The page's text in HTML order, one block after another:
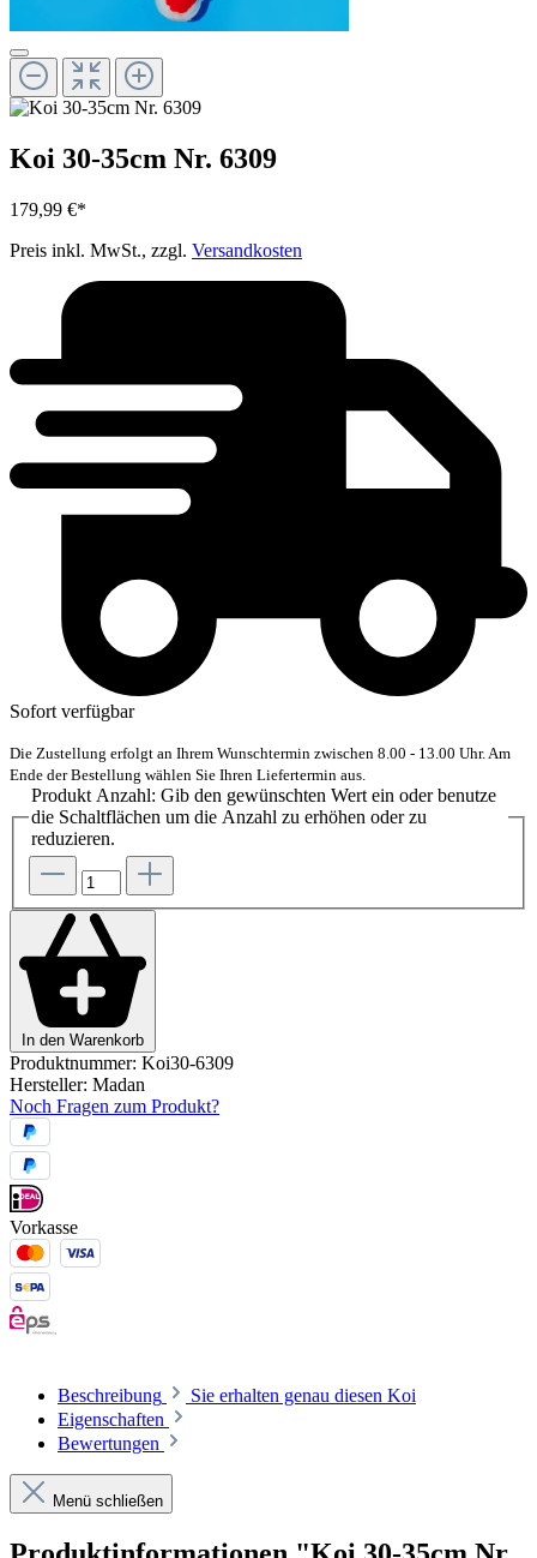
Koi 30-35cm Nr. 6309
179,99 €*
Preis inkl. MwSt., zzgl. Versandkosten
Sofort verfügbar
Die Zustellung erfolgt an Ihrem Wunschtermin zwischen 8.00 - 13.00 Uhr. Am
Ende der Bestellung wählen Sie Ihren Liefertermin aus.
Produkt Anzahl: Gib den gewünschten Wert ein oder benutze
die Schaltflächen um die Anzahl zu erhöhen oder zu
reduzieren.
In den Warenkorb
Produktnummer: Koi30-6309
Hersteller: Madan
Noch Fragen zum Produkt?
Vorkasse
Beschreibung
Sie erhalten genau diesen Koi
Eigenschaften
Bewertungen
Menü schließen